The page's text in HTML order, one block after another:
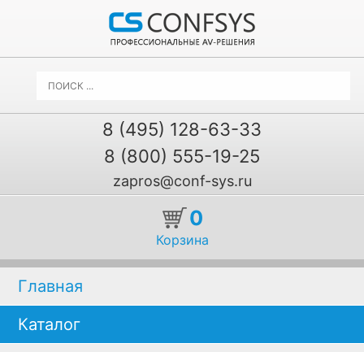
8 (495) 128-63-33
8 (800) 555-19-25
zapros@conf-sys.ru
0
Корзина
Главная
Каталог